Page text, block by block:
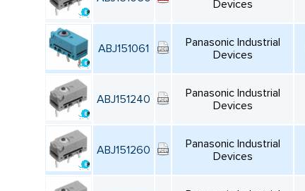
Devices
ABJ151061
Panasonic Industrial
Devices
ABJ151240
Panasonic Industrial
Devices
ABJ151260
Panasonic Industrial
Devices